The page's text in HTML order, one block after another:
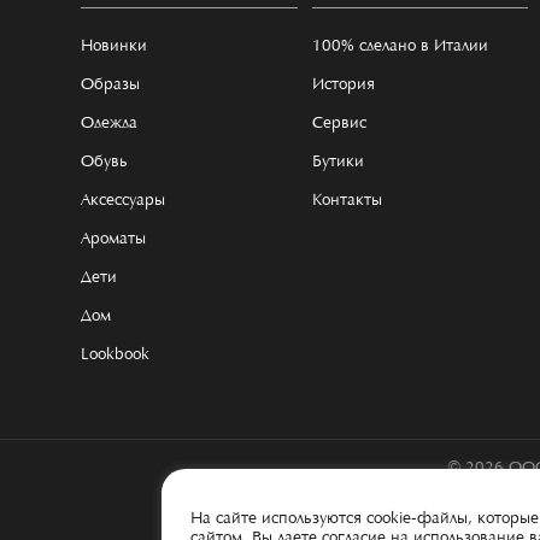
На сайте используются cookie-файлы,
Новинки
Образы
Одежда
Обувь
Аксессуары
Ароматы
Дети
Дом
Lookbook
100% сделано в Италии
История
Сервис
Бутики
Контакты
© 2026 ООО